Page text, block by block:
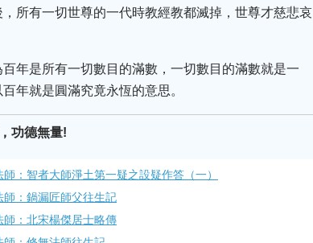
所有一切世尊的一代時教經教都滅掉，世尊才慈悲哀
年是所有一切數目的滿數，一切數目的滿數就是一
年就是圓滿究竟永恆的意思。
功德無量!
師：智者大師淨土第一疑之設疑作答（一）
師：鍋漏匠師父往生記
師：北宋楊傑居士略傳